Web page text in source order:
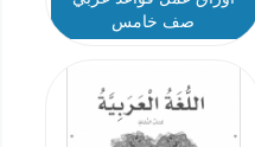
صف خامس